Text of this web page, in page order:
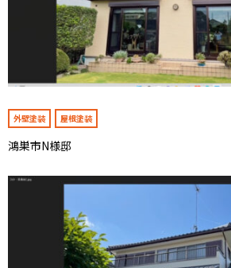
外壁塗装 屋根塗装
鴻巣市N様邸